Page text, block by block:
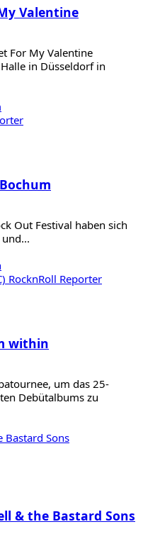
Valentine
For My Valentine
in Düsseldorf in
Out Festival haben sich
within
um das 25-
Debütalbums zu
Bastard Sons
& the Bastard Sons